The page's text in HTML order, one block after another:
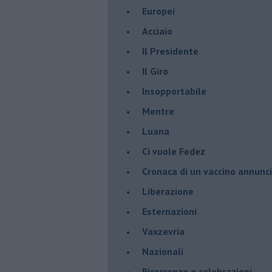
Europei
Acciaio
Il Presidente
​Il Giro
Insopportabile
​Mentre
Luana
​Ci vuole Fedez
​Cronaca di un vaccino
​Liberazione
Esternazioni
Vaxzevria
Nazionali